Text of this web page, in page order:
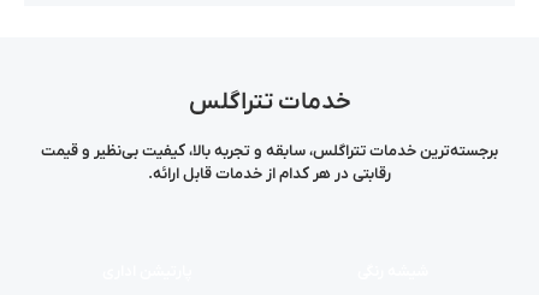
خدمات تتراگلس
برجسته‌ترین خدمات تتراگلس، سابقه و تجربه بالا، کیفیت بی‌نظیر و قیمت
رقابتی در هر کدام از خدمات قابل ارائه.